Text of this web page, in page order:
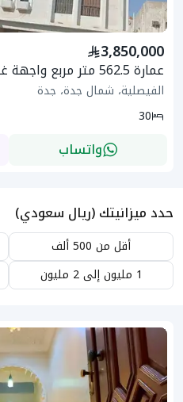
3,850,000
عمارة 562.5 متر مربع واجهة غربية
الفيصلية، شمال جدة، جدة
30
واتساب
حدد ميزانيتك (ريال سعودي)
أقل من 500 ألف
1 مليون إلى 2 مليون